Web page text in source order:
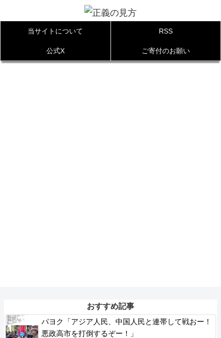
当サイトについて RSS
公式X ご寄付のお願い
おすすめ記事
パヨク「アジア人民、中国人民と連帯して戦おー！
悪政高市を打倒するぞー！」